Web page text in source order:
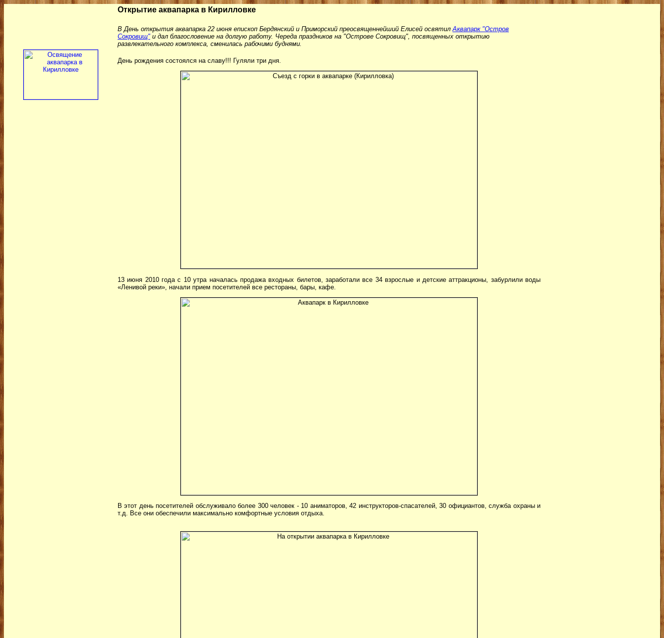
Открытие аквапарка в Кирилловке
В День открытия аквапарка 22 июня епископ Бердянский и Приморский преосвященнейший Елисей освятилАквапарк "Остров
Сокровищ" и дал благословение на долгую работу. Череда праздников на "Острове Сокровищ", посвященных открытию
развлекательного комплекса, сменилась рабочими буднями.
День рождения состоялся на славу!!! Гуляли три дня.
13 июня 2010 года с 10 утра началась продажа входных билетов, заработали все 34 взрослые и детские аттракционы, забурлили воды
«Ленивой реки», начали прием посетителей все рестораны, бары, кафе.
В этот день посетителей обслуживало более 300 человек - 10 аниматоров, 42 инструкторов-спасателей, 30 официантов, служба охраны и
т.д. Все они обеспечили максимально комфортные условия отдыха.